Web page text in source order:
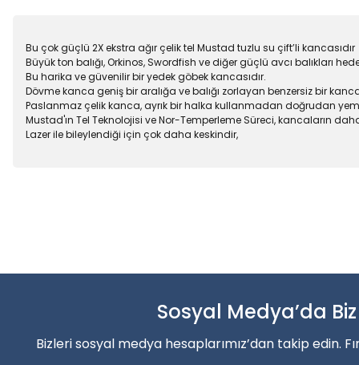
Bu çok güçlü 2X ekstra ağır çelik tel Mustad tuzlu su çift’li kancasıdır
Büyük ton balığı, Orkinos, Swordfish ve diğer güçlü avcı balıkları
Bu harika ve güvenilir bir yedek göbek kancasıdır.
Dövme kanca geniş bir aralığa ve balığı zorlayan benzersiz bir
Paslanmaz çelik kanca, ayrık bir halka kullanmadan doğrudan
Mustad'ın Tel Teknolojisi ve Nor-Temperleme Süreci, kancaların
Lazer ile bileylendiği için çok daha keskindir,
Ürün fiyatı diğer sitelerden daha pahalı.
Bu ürüne benzer farklı alternatifler olmalı.
Alışverişe Başla
Sosyal Medya’da Biz
Bizleri sosyal medya hesaplarımız’dan takip edin.